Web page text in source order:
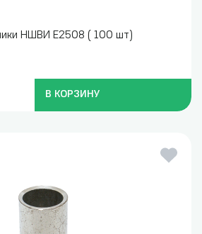
НШВИ Е2508 ( 100 шт)
В КОРЗИНУ